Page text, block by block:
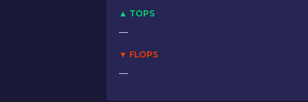
▲ TOPS
—
▼ FLOPS
—